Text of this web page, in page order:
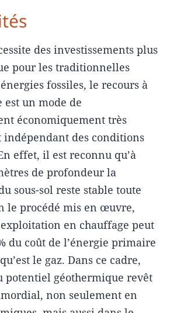
des investissements plus
pour les traditionnelles
fossiles, le recours à
un mode de
économiquement très
indépendant des conditions
effet, il est reconnu qu’à
de profondeur la
sous-sol reste stable toute
le procédé mis en œuvre,
en chauffage peut
du coût de l’énergie primaire
le gaz. Dans ce cadre,
potentiel géothermique revêt
non seulement en